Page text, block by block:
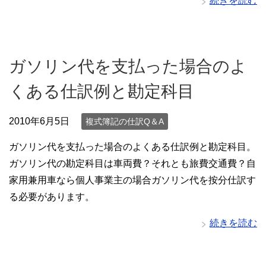
ガソリン代を支払った場合のよ
くある仕訳例と勘定科目
2010年6月5日 複式簿記の仕訳Q＆A
ガソリン代を支払った場合のよくある仕訳例と勘定科目。
ガソリン代の勘定科目は車両費？それとも旅費交通費？自
家用兼用車なら個人事業主の場合ガソリン代を按分仕訳す
る必要があります。
続きを読む